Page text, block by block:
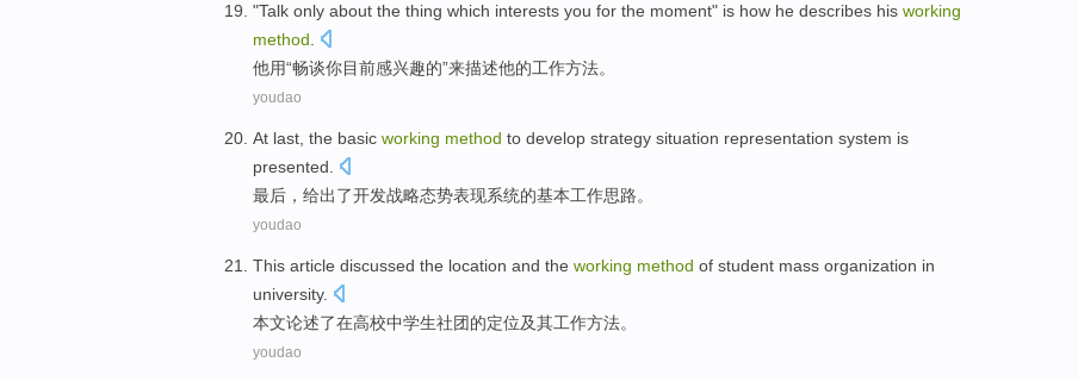
"Talk only about the thing which interests you for the moment" is how he describes his working
method.
他用“畅谈你目前感兴趣的”来描述他的工作方法。
youdao
At last the basic working method to develop strategy situation representation system is
presented
最后 ， 给出了开发战略态势表现系统的基本工作思路。
youdao
This article discussed the location and the working method of student mass organization in
university.
本文论述了在高校中学生社团的定位及其工作方法。
youdao